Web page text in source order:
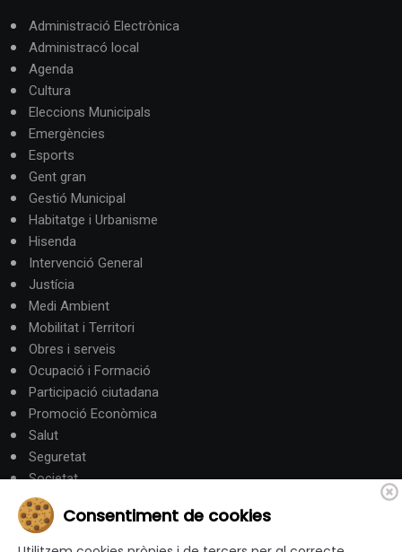
Administració Electrònica
Administracó local
Agenda
Cultura
Eleccions Municipals
Emergències
Esports
Gent gran
Gestió Municipal
Habitatge i Urbanisme
Hisenda
Intervenció General
Justícia
Medi Ambient
Mobilitat i Territori
Obres i serveis
Ocupació i Formació
Participació ciutadana
Promoció Econòmica
Salut
Seguretat
Societat
Turisme
Consentiment de cookies